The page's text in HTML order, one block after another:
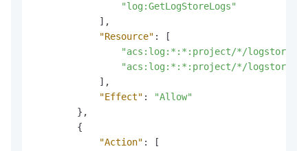
"log:GetLogStoreLogs"
] ,
"Resource" :
[
"acs:log:*:*:project/*/logstore/
"acs:log:*:*:project/*/logstore/
] ,
"Effect" :
"Allow"
} ,
{
"Action" :
[